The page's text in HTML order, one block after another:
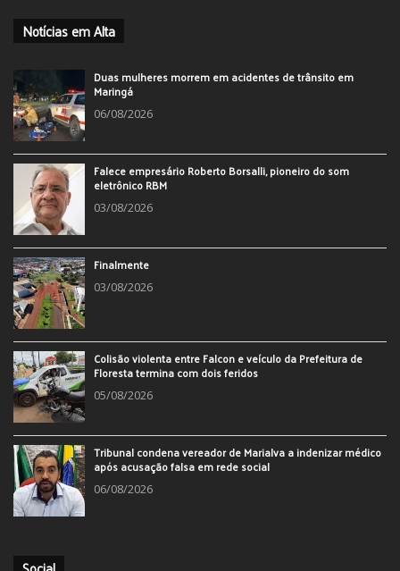
Notícias em Alta
Duas mulheres morrem em acidentes de trânsito em
Maringá
06/08/2026
Falece empresário Roberto Borsalli, pioneiro do som
eletrônico RBM
03/08/2026
Finalmente
03/08/2026
Colisão violenta entre Falcon e veículo da Prefeitura de
Floresta termina com dois feridos
05/08/2026
Tribunal condena vereador de Marialva a indenizar médico
após acusação falsa em rede social
06/08/2026